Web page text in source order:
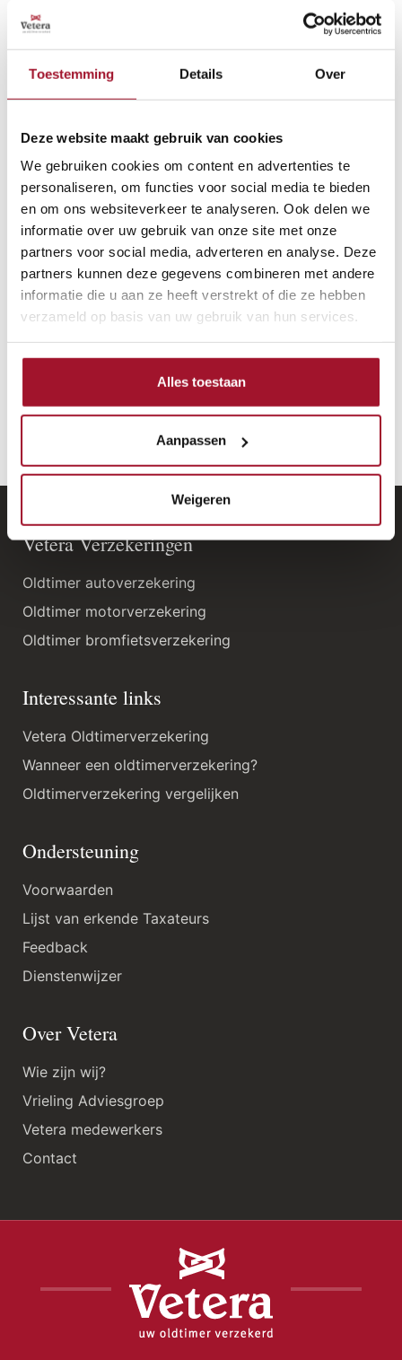
Toestemming Details Over
Deze website maakt gebruik van cookies
We gebruiken cookies om content en advertenties te
personaliseren, om functies voor social media te bieden
en om ons websiteverkeer te analyseren. Ook delen we
informatie over uw gebruik van onze site met onze
partners voor social media, adverteren en analyse. Deze
partners kunnen deze gegevens combineren met andere
informatie die u aan ze heeft verstrekt of die ze hebben
verzameld op basis van uw gebruik van hun services.
Alles toestaan
Aanpassen
Weigeren
onderstaande overzicht vindt u aan welke
beveiligingseis u dient te voldoen.
Beveiligingseis bij Brand/Diefstal en Volledig
Verzekerde waarde
Beveiligingseis
€ 0,-
tot € 15.000,-
ART Klasse 3
€ 15.000,-
en hoger
ART Klasse 4
Weet u niet zeker of uw huidige beveiliging
volstaat? Kijk dan op de website van deStichting
ARTvoor een volledig overzicht van alle
goedgekeurde beveiligingssloten. Alle
goedgekeurde sloten zijn gewaardeerd met sterren,
Kiwa SCMvindt u alle informatie
over de SCM beveiligingssystemen.
Vetera Verzekeringen
Oldtimer autoverzekering
Oldtimer motorverzekering
Oldtimer bromfietsverzekering
Interessante links
Vetera Oldtimerverzekering
Wanneer een oldtimerverzekering?
Oldtimerverzekering vergelijken
Ondersteuning
Voorwaarden
Lijst van erkende Taxateurs
Feedback
Dienstenwijzer
Over Vetera
Wie zijn wij?
Vrieling Adviesgroep
Vetera medewerkers
Contact